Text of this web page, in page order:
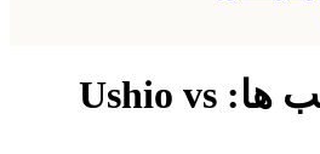
بایگانی برچسب ها: Ushio vs